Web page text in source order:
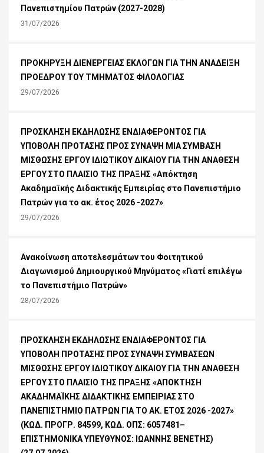
Πανεπιστημίου Πατρών (2027-2028)
31/07/2026
ΠΡΟΚΗΡΥΞΗ ΔΙΕΝΕΡΓΕΙΑΣ ΕΚΛΟΓΩΝ ΓΙΑ ΤΗΝ ΑΝΑΔΕΙΞΗ
ΠΡΟΕΔΡΟΥ ΤΟΥ ΤΜΗΜΑΤΟΣ ΦΙΛΟΛΟΓΙΑΣ
29/07/2026
ΠΡΟΣΚΛΗΣΗ ΕΚΔΗΛΩΣΗΣ ΕΝΔΙΑΦΕΡΟΝΤΟΣ ΓΙΑ
ΥΠΟΒΟΛΗ ΠΡΟΤΑΣΗΣ ΠΡΟΣ ΣΥΝΑΨΗ ΜΙΑ ΣΥΜΒΑΣΗ
ΜΙΣΘΩΣΗΣ ΕΡΓΟΥ ΙΔΙΩΤΙΚΟΥ ΔΙΚΑΙΟΥ ΓΙΑ ΤΗΝ ΑΝΑΘΕΣΗ
ΕΡΓΟΥ ΣΤΟ ΠΛΑΙΣΙΟ ΤΗΣ ΠΡΑΞΗΣ «Απόκτηση
Ακαδημαϊκής Διδακτικής Εμπειρίας στο Πανεπιστήμιο
Πατρών για το ακ. έτος 2026 -2027»
29/07/2026
Ανακοίνωση αποτελεσμάτων του Φοιτητικού
Διαγωνισμού Δημιουργικού Μηνύματος «Γιατί επιλέγω
το Πανεπιστήμιο Πατρών»
28/07/2026
ΠΡΟΣΚΛΗΣΗ ΕΚΔΗΛΩΣΗΣ ΕΝΔΙΑΦΕΡΟΝΤΟΣ ΓΙΑ
ΥΠΟΒΟΛΗ ΠΡΟΤΑΣΗΣ ΠΡΟΣ ΣΥΝΑΨΗ ΣΥΜΒΑΣΕΩΝ
ΜΙΣΘΩΣΗΣ ΕΡΓΟΥ ΙΔΙΩΤΙΚΟΥ ΔΙΚΑΙΟΥ ΓΙΑ ΤΗΝ ΑΝΑΘΕΣΗ
ΕΡΓΟΥ ΣΤΟ ΠΛΑΙΣΙΟ ΤΗΣ ΠΡΑΞΗΣ «ΑΠΟΚΤΗΣΗ
ΑΚΑΔΗΜΑΪΚΗΣ ΔΙΔΑΚΤΙΚΗΣ ΕΜΠΕΙΡΙΑΣ ΣΤΟ
ΠΑΝΕΠΙΣΤΗΜΙΟ ΠΑΤΡΩΝ ΓΙΑ ΤΟ ΑΚ. ΕΤΟΣ 2026 -2027»
(ΚΩΔ. ΠΡΟΓΡ. 84599, ΚΩΔ. ΟΠΣ: 6057481–
ΕΠΙΣΤΗΜΟΝΙΚΑ ΥΠΕΥΘΥΝΟΣ: ΙΩΑΝΝΗΣ ΒΕΝΕΤΗΣ)